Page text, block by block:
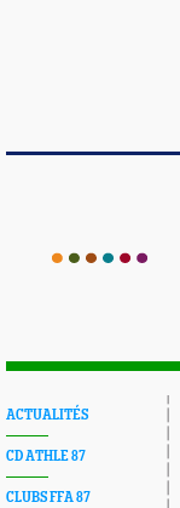
ACTUALITÉS
CD ATHLE 87
CLUBS FFA 87